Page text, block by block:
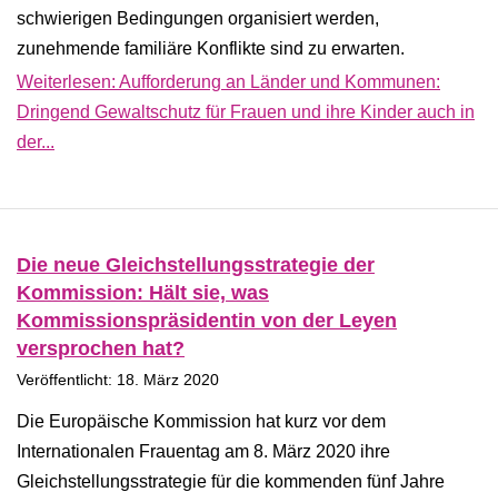
schwierigen Bedingungen organisiert werden,
zunehmende familiäre Konflikte sind zu erwarten.
Weiterlesen: Aufforderung an Länder und Kommunen:
Dringend Gewaltschutz für Frauen und ihre Kinder auch in
der...
Die neue Gleichstellungsstrategie der
Kommission: Hält sie, was
Kommissionspräsidentin von der Leyen
versprochen hat?
Veröffentlicht: 18. März 2020
Die Europäische Kommission hat kurz vor dem
Internationalen Frauentag am 8. März 2020 ihre
Gleichstellungsstrategie für die kommenden fünf Jahre